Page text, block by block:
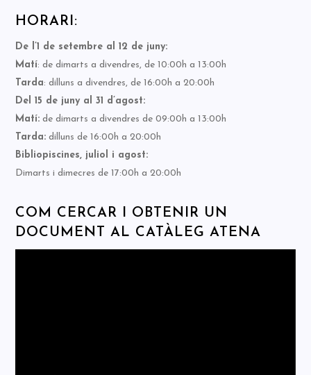
HORARI:
De l’1 de setembre al 12 de juny:
Matí: de dimarts a divendres, de 10:00h a 13:00h
Tarda: dilluns a divendres, de 16:00h a 20:00h
Del 15 de juny al 31 d’agost:
Matí: de dimarts a divendres de 09:00h a 13:00h
Tarda: dilluns de 16:00h a 20:00h
Bibliopiscines, juliol i agost:
Dimarts i dimecres de 17:00h a 20:00h
COM CERCAR I OBTENIR UN
DOCUMENT AL CATÀLEG ATENA